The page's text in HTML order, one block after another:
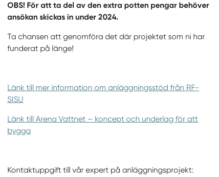
OBS! För att ta del av den extra potten pengar behöver
ansökan skickas in under 2024.
Ta chansen att genomföra det där projektet som ni har
funderat på länge!
Länk till mer information om anläggningsstöd från RF-
SISU
Länk till Arena Vattnet – koncept och underlag för att
bygga
Kontaktuppgift till vår expert på anläggningsprojekt: